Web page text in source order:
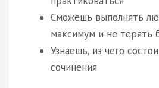
Сможешь выполнять
максимум и не терять
Узнаешь, из чего
сочинения